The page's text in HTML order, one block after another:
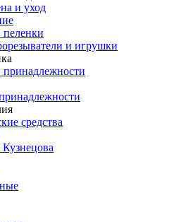
и уход
и игрушки
средства